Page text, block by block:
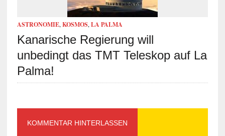
ASTRONOMIE, KOSMOS, LA PALMA
Kanarische Regierung will
unbedingt das TMT Teleskop auf La
Palma!
KOMMENTAR HINTERLASSEN